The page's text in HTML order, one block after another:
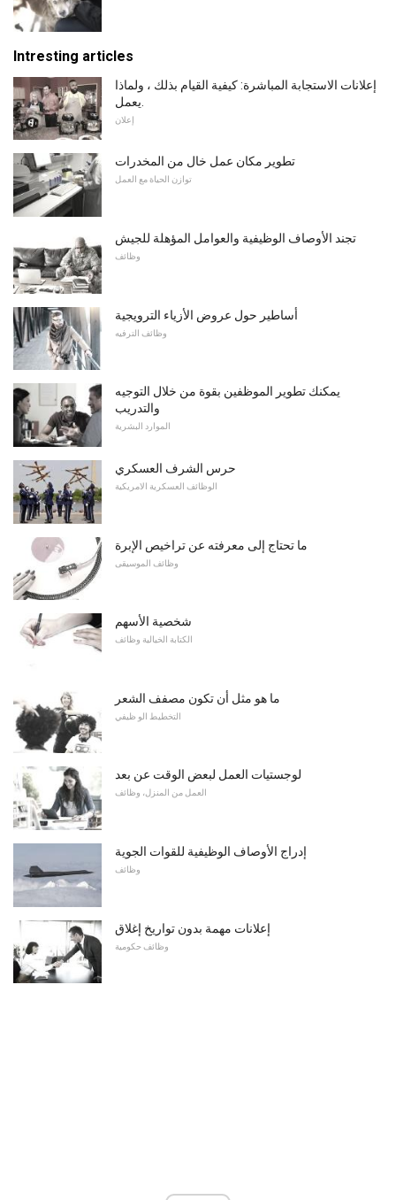
Intresting articles
إعلانات الاستجابة المباشرة: كيفية القيام بذلك ، ولماذا
إعلان
تطوير مكان عمل خال من المخدرات
توازن الحياة مع العمل
تجند الأوصاف الوظيفية والعوامل المؤهلة للجيش
وظائف
أساطير حول عروض الأزياء الترويجية
وظائف الترفيه
يمكنك تطوير الموظفين بقوة من خلال التوجيه
والتدريب
الموارد البشرية
حرس الشرف العسكري
الوظائف العسكرية الامريكية
ما تحتاج إلى معرفته عن تراخيص الإبرة
وظائف الموسيقى
شخصية الأسهم
الكتابة الخيالية وظائف
ما هو مثل أن تكون مصفف الشعر
التخطيط الو ظيفي
لوجستيات العمل لبعض الوقت عن بعد
العمل من المنزل، وظائف
إدراج الأوصاف الوظيفية للقوات الجوية
وظائف
إعلانات مهمة بدون تواريخ إغلاق
وظائف حكومية